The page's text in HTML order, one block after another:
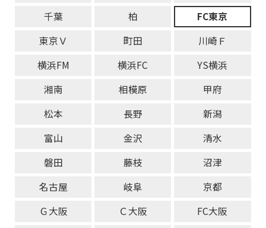
千葉
柏
FC東京
東京Ｖ
町田
川崎Ｆ
横浜FM
横浜FC
YS横浜
湘南
相模原
甲府
松本
長野
新潟
富山
金沢
清水
磐田
藤枝
沼津
名古屋
岐阜
京都
Ｇ大阪
Ｃ大阪
FC大阪